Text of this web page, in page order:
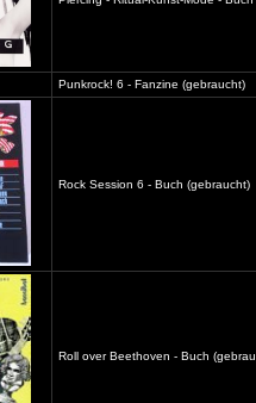
Punkrock! 6 - Fanzine (gebraucht)
Rock Session 6 - Buch (gebraucht)
Roll over Beethoven - Buch